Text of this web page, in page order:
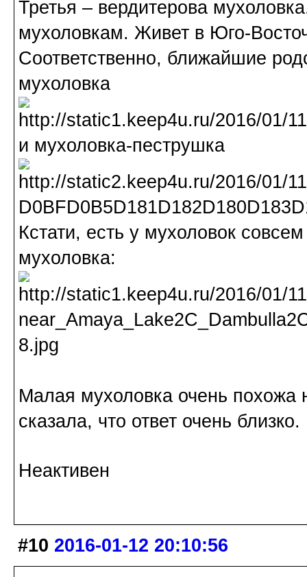
Третья – вердитерова
мухоловкам. Живет в Юго-
Соответственно, ближайшие
мухоловка
и мухоловка-пеструшка
Кстати, есть у мухоловок
мухоловка:
Малая мухоловка очень похожа
сказала, что ответ очень близко.
Неактивен
#10 2016-01-12 20:10:56